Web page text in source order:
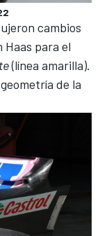
cambios
para el
(línea amarilla).
de la